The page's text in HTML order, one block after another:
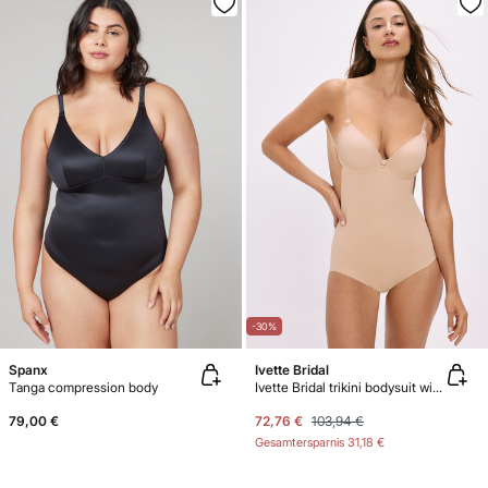
Spanx
Tanga compression body
79,00 €
-30%
Ivette Bridal
Ivette Bridal trikini bodysuit with push-up cups in nude
72,76 € 103,94 €
Gesamtersparnis 31,18 €